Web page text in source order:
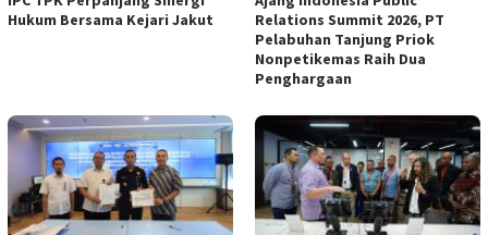
Hukum Bersama Kejari Jakut
Relations Summit 2026, PT
Pelabuhan Tanjung Priok
Nonpetikemas Raih Dua
Penghargaan